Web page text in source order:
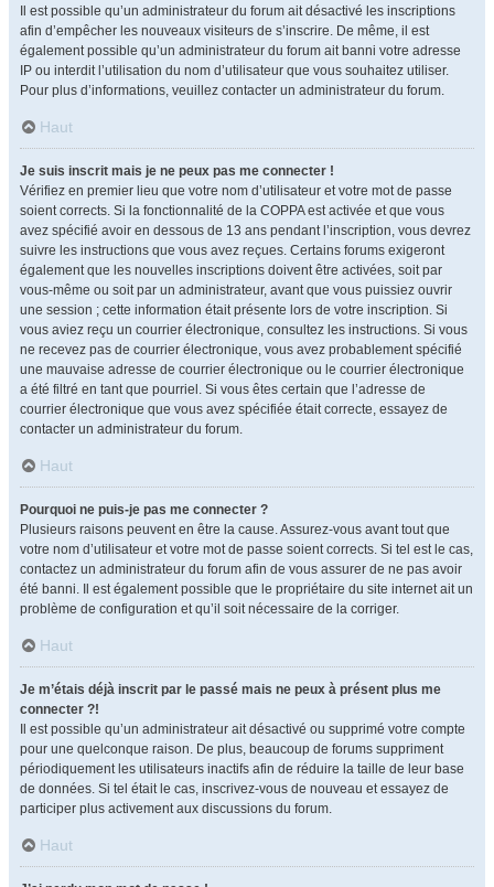
Il est possible qu’un administrateur du forum ait désactivé les inscriptions
afin d’empêcher les nouveaux visiteurs de s’inscrire. De même, il est
également possible qu’un administrateur du forum ait banni votre adresse
IP ou interdit l’utilisation du nom d’utilisateur que vous souhaitez utiliser.
Pour plus d’informations, veuillez contacter un administrateur du forum.
Haut
Je suis inscrit mais je ne peux pas me connecter !
Vérifiez en premier lieu que votre nom d’utilisateur et votre mot de passe
soient corrects. Si la fonctionnalité de la COPPA est activée et que vous
avez spécifié avoir en dessous de 13 ans pendant l’inscription, vous devrez
suivre les instructions que vous avez reçues. Certains forums exigeront
également que les nouvelles inscriptions doivent être activées, soit par
vous-même ou soit par un administrateur, avant que vous puissiez ouvrir
une session ; cette information était présente lors de votre inscription. Si
vous aviez reçu un courrier électronique, consultez les instructions. Si vous
ne recevez pas de courrier électronique, vous avez probablement spécifié
une mauvaise adresse de courrier électronique ou le courrier électronique
a été filtré en tant que pourriel. Si vous êtes certain que l’adresse de
courrier électronique que vous avez spécifiée était correcte, essayez de
contacter un administrateur du forum.
Haut
Pourquoi ne puis-je pas me connecter ?
Plusieurs raisons peuvent en être la cause. Assurez-vous avant tout que
votre nom d’utilisateur et votre mot de passe soient corrects. Si tel est le cas,
contactez un administrateur du forum afin de vous assurer de ne pas avoir
été banni. Il est également possible que le propriétaire du site internet ait un
problème de configuration et qu’il soit nécessaire de la corriger.
Haut
Je m’étais déjà inscrit par le passé mais ne peux à présent plus me
connecter ?!
Il est possible qu’un administrateur ait désactivé ou supprimé votre compte
pour une quelconque raison. De plus, beaucoup de forums suppriment
périodiquement les utilisateurs inactifs afin de réduire la taille de leur base
de données. Si tel était le cas, inscrivez-vous de nouveau et essayez de
participer plus activement aux discussions du forum.
Haut